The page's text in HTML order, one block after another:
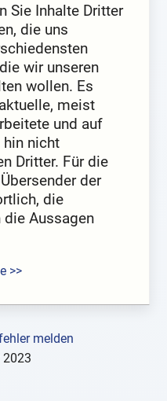
Sie Inhalte Dritter
die uns
wir unseren
wollen. Es
meist
und auf
hin nicht
Dritter. Für die
der
die
Aussagen
>>
melden
2023